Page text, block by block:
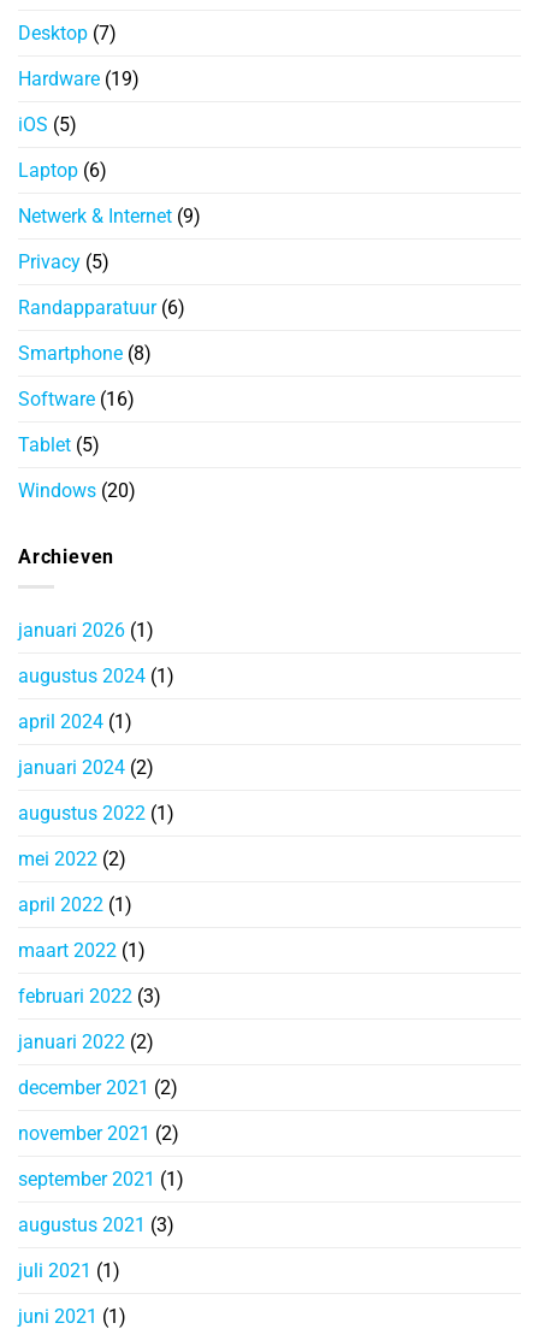
Desktop (7)
Hardware (19)
iOS (5)
Laptop (6)
Netwerk & Internet (9)
Privacy (5)
Randapparatuur(6)
Smartphone (8)
Software (16)
Tablet (5)
Windows (20)
Archieven
januari 2026 (1)
augustus 2024 (1)
april 2024 (1)
januari 2024 (2)
augustus 2022 (1)
mei 2022 (2)
april 2022 (1)
maart 2022 (1)
februari 2022 (3)
januari 2022 (2)
december 2021 (2)
november 2021 (2)
september 2021 (1)
augustus 2021 (3)
juli 2021 (1)
juni 2021 (1)